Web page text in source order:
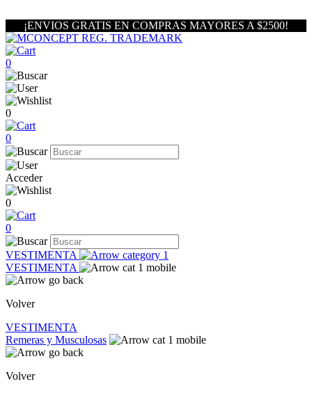
¡ENVIOS GRATIS EN COMPRAS MAYORES A $2500!
0
0
0
Acceder
0
0
VESTIMENTA
VESTIMENTA
Volver
VESTIMENTA
Remeras y Musculosas
Volver